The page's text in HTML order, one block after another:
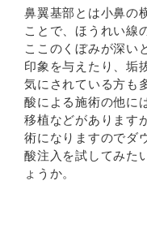
鼻翼基部とは小鼻の
ことで、ほうれい線
ここのくぼみが深い
印象を与えたり、垢
気にされている方も
酸による施術の他に
移植などがあります
術になりますのでダ
酸注入を試してみた
ょうか。